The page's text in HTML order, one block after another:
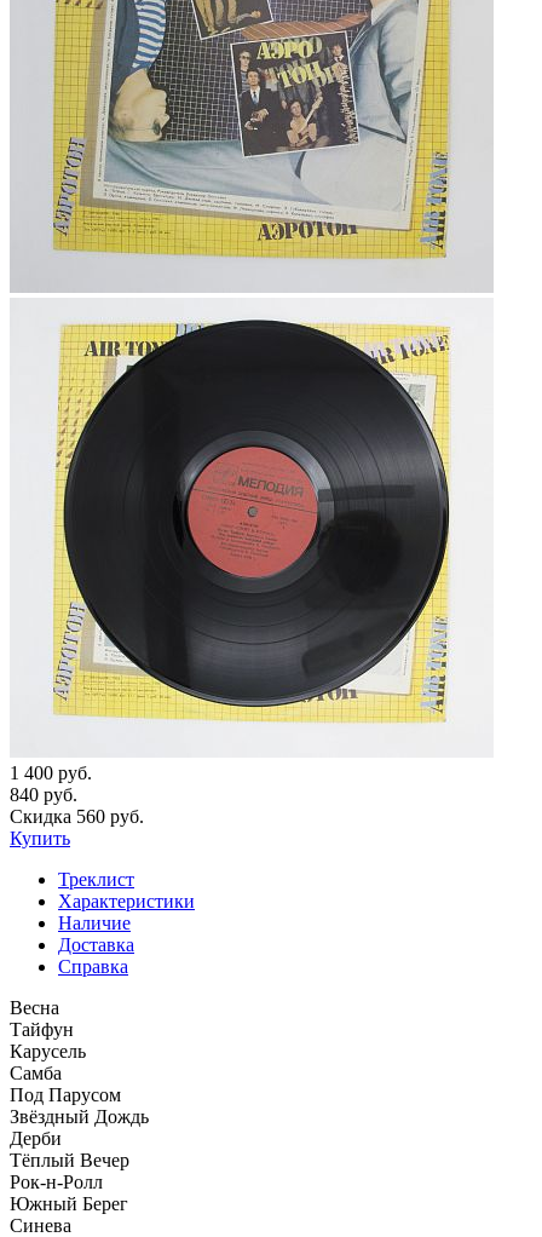
1 400 руб.
840 руб.
Скидка 560 руб.
Купить
Треклист
Характеристики
Наличие
Доставка
Справка
Весна
Тайфун
Карусель
Самба
Под Парусом
Звёздный Дождь
Дерби
Тёплый Вечер
Рок-н-Ролл
Южный Берег
Синева